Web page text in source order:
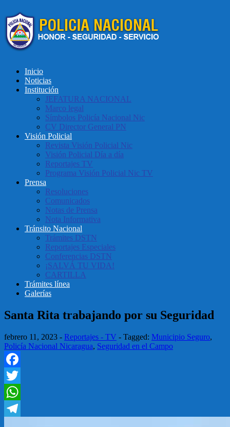
Inicio
Noticias
Institución
JEFATURA NACIONAL
Marco legal
Símbolos Policía Nacional Nic
CV Director General PN
Visión Policial
Revista Visión Policial Nic
Visión Policial Día a día
Reportajes TV
Programa Visión Policial Nic TV
Prensa
Resoluciones
Comunicados
Notas de Prensa
Nota Informativa
Tránsito Nacional
Trámites DSTN
Reportajes Especiales
Conferencias DSTN
¡SALVÁ TU VIDA!
CARTILLA
Trámites línea
Galerías
Santa Rita trabajando por su Seguridad
febrero 11, 2023 - Reportajes - TV - Tagged: Municipio Seguro,
Policía Nacional Nicaragua, Seguridad en el Campo
Facebook
Twitter
WhatsApp